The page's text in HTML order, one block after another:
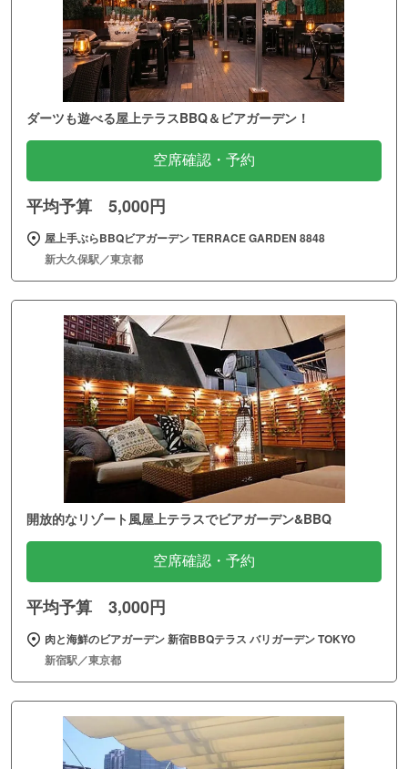
ダーツも遊べる屋上テラスBBQ＆ビアガーデン！
空席確認・予約
平均予算 5,000円
屋上手ぶらBBQビアガーデン TERRACE GARDEN 8848
新大久保駅／東京都
開放的なリゾート風屋上テラスでビアガーデン&BBQ
空席確認・予約
平均予算 3,000円
肉と海鮮のビアガーデン 新宿BBQテラス バリガーデン TOKYO
新宿駅／東京都